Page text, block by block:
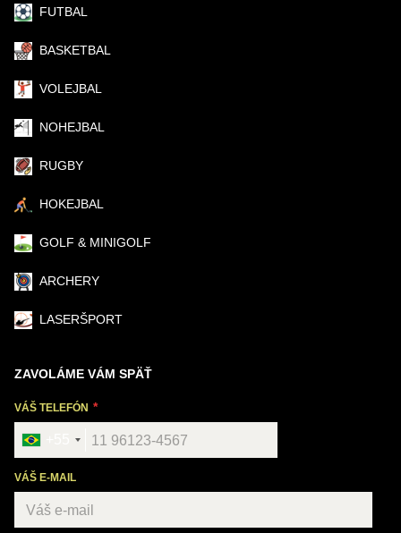
FUTBAL
BASKETBAL
VOLEJBAL
NOHEJBAL
RUGBY
HOKEJBAL
GOLF & MINIGOLF
ARCHERY
LASERŠPORT
ZAVOLÁME VÁM SPÄŤ
VÁŠ TELEFÓN
VÁŠ E-MAIL